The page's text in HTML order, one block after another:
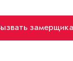
замерщика